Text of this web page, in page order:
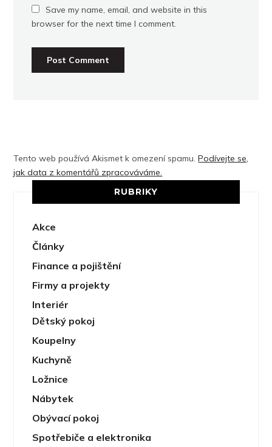
Save my name, email, and website in this
browser for the next time I comment.
Tento web používá Akismet k omezení spamu.Podívejte se,
jak data z komentářů zpracováváme.
RUBRIKY
Akce
Články
Finance a pojištění
Firmy a projekty
Interiér
Dětský pokoj
Koupelny
Kuchyně
Ložnice
Nábytek
Obývací pokoj
Spotřebiče a elektronika